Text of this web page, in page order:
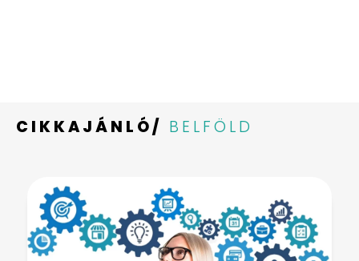
CIKKAJÁNLÓ/ BELFÖLD